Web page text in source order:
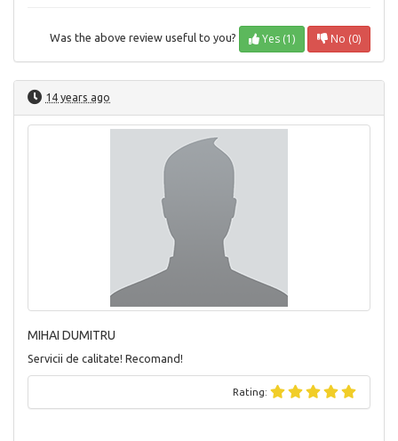
Was the above review useful to you? Yes (1) No (0)
14 years ago
MIHAI DUMITRU
Servicii de calitate! Recomand!
Rating: